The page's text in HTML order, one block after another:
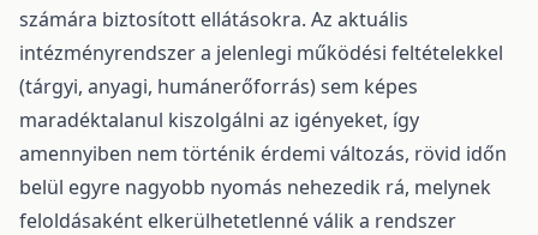
számára biztosított ellátásokra. Az aktuális
intézményrendszer a jelenlegi működési feltételekkel
(tárgyi, anyagi, humánerőforrás) sem képes
maradéktalanul kiszolgálni az igényeket, így
amennyiben nem történik érdemi változás, rövid időn
belül egyre nagyobb nyomás nehezedik rá, melynek
feloldásaként elkerülhetetlenné válik a rendszer